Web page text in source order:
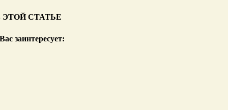
ЭТОЙ СТАТЬЕ
Вас заинтересует: